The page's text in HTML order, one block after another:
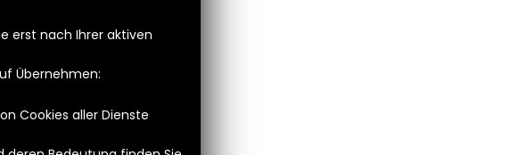
erst nach Ihrer aktiven
Übernehmen:
Cookies aller Dienste